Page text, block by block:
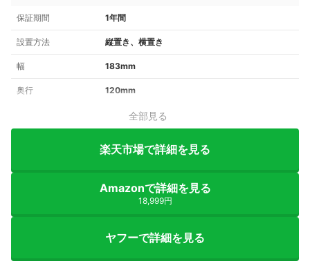
保証期間 1年間
設置方法 縦置き、横置き
幅 183mm
奥行 120mm
全部見る
楽天市場で詳細を見る
Amazonで詳細を見る
18,999円
ヤフーで詳細を見る